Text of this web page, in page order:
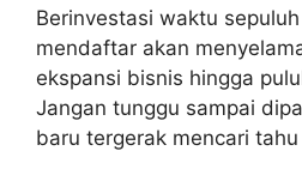
Berinvestasi waktu
mendaftar akan
ekspansi bisnis hingga
Jangan tunggu sampai
baru tergerak mencari